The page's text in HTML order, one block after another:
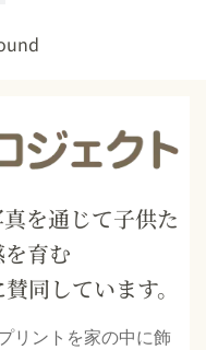
を通じて子供た
育む
同しています。
リントを家の中に飾